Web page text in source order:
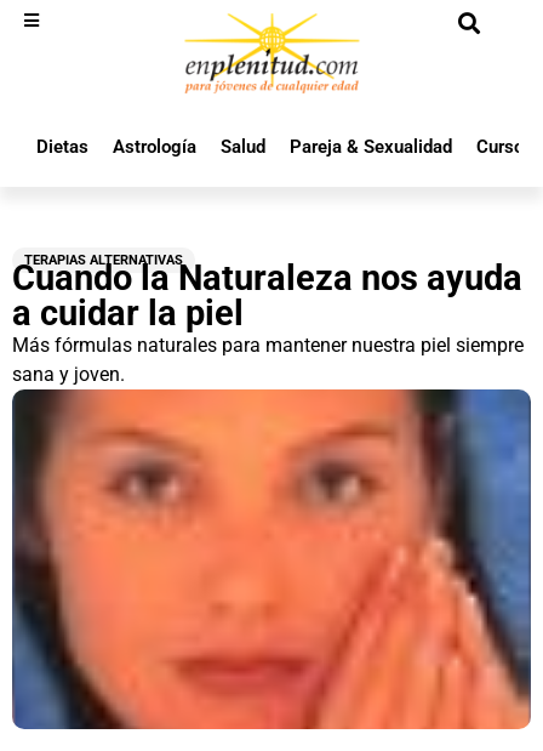
Dietas Astrología Salud Pareja & Sexualidad Cursos
TERAPIAS ALTERNATIVAS
Cuando la Naturaleza nos ayuda
a cuidar la piel
Más fórmulas naturales para mantener nuestra piel siempre
sana y joven.